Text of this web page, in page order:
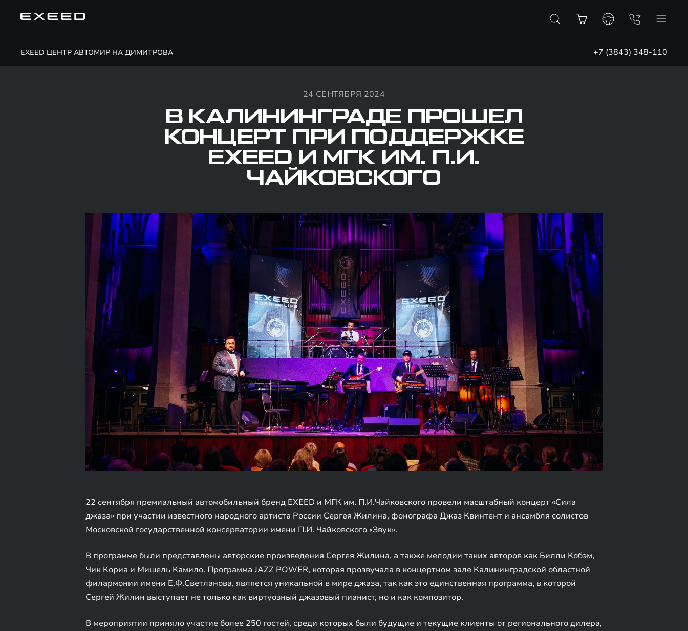
EXEED ЦЕНТР АВТОМИР НА ДИМИТРОВА +7 (3843) 348-110
24 СЕНТЯБРЯ 2024
В КАЛИНИНГРАДЕ ПРОШЕЛ
КОНЦЕРТ ПРИ ПОДДЕРЖКЕ
EXEED И МГК ИМ. П.И.
ЧАЙКОВСКОГО
22 сентября премиальный автомобильный бренд EXEED и МГК им. П.И.Чайковского провели масштабный концерт «Сила
джаза» при участии известного народного артиста России Сергея Жилина, фонографа Джаз Квинтент и ансамбля солистов
Московской государственной консерватории имени П.И. Чайковского «Звук».
В программе были представлены авторские произведения Сергея Жилина, а также мелодии таких авторов как Билли Кобэм,
Чик Кориа и Мишель Камило. Программа JAZZ POWER, которая прозвучала в концертном зале Калининградской областной
филармонии имени Е.Ф.Светланова, является уникальной в мире джаза, так как это единственная программа, в которой
Сергей Жилин выступает не только как виртуозный джазовый пианист, но и как композитор.
В мероприятии приняло участие более 250 гостей, среди которых были будущие и текущие клиенты от регионального дилера,